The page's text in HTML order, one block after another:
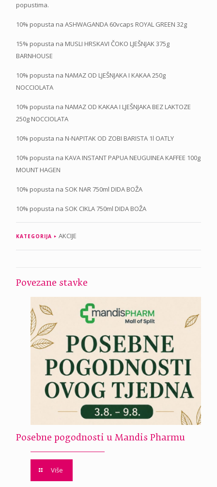
popustima.
10% popusta na ASHWAGANDA 60vcaps ROYAL GREEN 32g
15% popusta na MUSLI HRSKAVI ČOKO LJEŠNJAK 375g
BARNHOUSE
10% popusta na NAMAZ OD LJEŠNJAKA I KAKAA 250g
NOCCIOLATA
10% popusta na NAMAZ OD KAKAA I LJEŠNJAKA BEZ LAKTOZE
250g NOCCIOLATA
10% popusta na N-NAPITAK OD ZOBI BARISTA 1l OATLY
10% popusta na KAVA INSTANT PAPUA NEUGUINEA KAFFEE 100g
MOUNT HAGEN
10% popusta na SOK NAR 750ml DIDA BOŽA
10% popusta na SOK CIKLA 750ml DIDA BOŽA
KATEGORIJA AKCIJE
Povezane stavke
Posebne pogodnosti u Mandis Pharmu
Više